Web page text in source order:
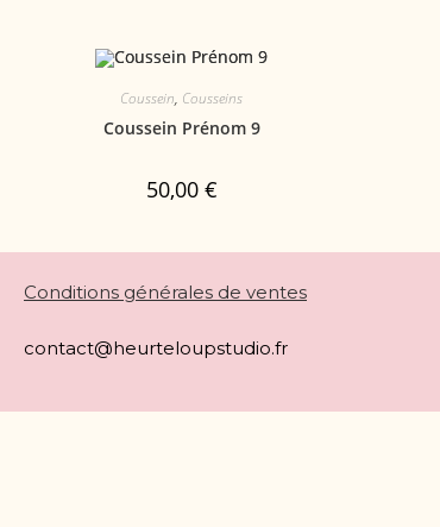
Coussein, Cousseins
Coussein Prénom 9
50,00 €
Conditions générales de ventes
contact@heurteloupstudio.fr